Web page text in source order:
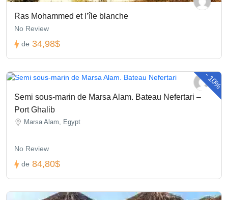
Ras Mohammed et l’île blanche
No Review
de 34,98$
-
10%
Semi sous-marin de Marsa Alam. Bateau Nefertari –
Port Ghalib
Marsa Alam, Egypt
No Review
de 84,80$